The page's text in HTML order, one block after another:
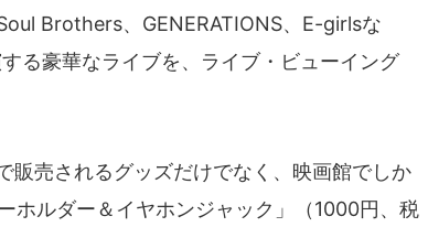
Brothers、GENERATIONS、E-girlsな
る豪華なライブを、ライブ・ビューイング
売されるグッズだけでなく、映画館でしか
ホルダー＆イヤホンジャック」（1000円、税